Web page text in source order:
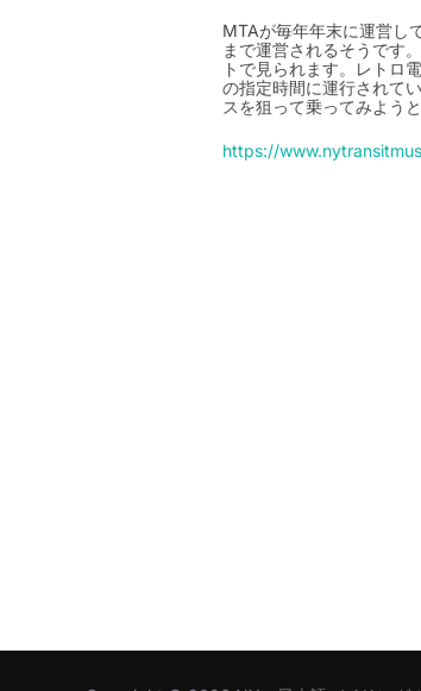
MTAが毎年年末に運営し
まで運営されるそうです
トで見られます。レトロ
の指定時間に運行されて
スを狙って乗ってみよう
https://